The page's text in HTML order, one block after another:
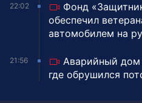
22:02
Фонд
обеспечил
автомобилем на
21:56
Аварийный дом
где обрушился